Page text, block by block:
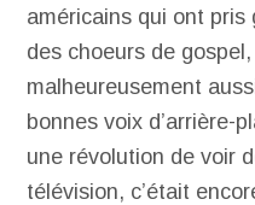
américains qui ont pris
des choeurs de
malheureusement
bonnes voix d’arrière-
une révolution de voir
télévision, c’était